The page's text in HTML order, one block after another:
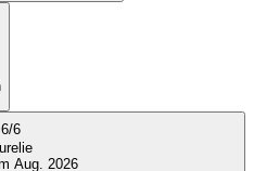
6/6
Aug. 2026